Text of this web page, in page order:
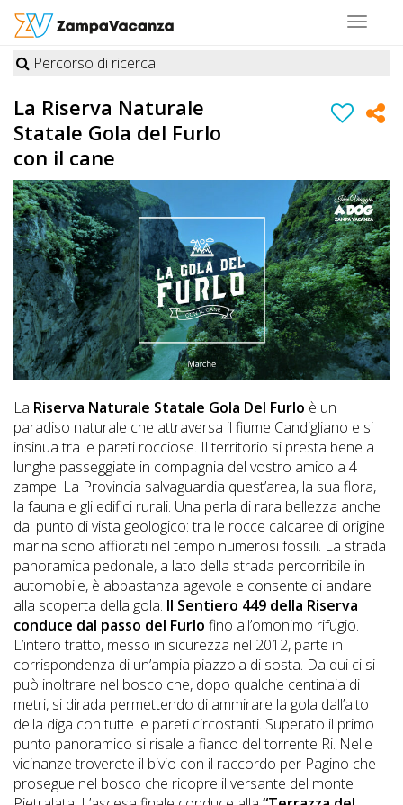
Toggle
STRUTTURE
A
DOG
LUOGHI
A
DOG
OFFERTE
DOG
INFO
A
DOG
CHIEDI
CODICE
SCONTO
Video
Tutorial
Percorso di ricerca
La Riserva Naturale
Statale Gola del Furlo
con il cane
La Riserva Naturale Statale Gola Del Furlo è un
paradiso naturale che attraversa il fiume Candigliano e si
insinua tra le pareti rocciose. Il territorio si presta bene a
lunghe passeggiate in compagnia del vostro amico a 4
zampe. La Provincia salvaguardia quest’area, la sua flora,
la fauna e gli edifici rurali. Una perla di rara bellezza anche
dal punto di vista geologico: tra le rocce calcaree di origine
marina sono affiorati nel tempo numerosi fossili. La strada
panoramica pedonale, a lato della strada percorribile in
automobile, è abbastanza agevole e consente di andare
alla scoperta della gola. Il Sentiero 449 della Riserva
conduce dal passo del Furlo fino all’omonimo rifugio.
L’intero tratto, messo in sicurezza nel 2012, parte in
corrispondenza di un’ampia piazzola di sosta. Da qui ci si
può inoltrare nel bosco che, dopo qualche centinaia di
metri, si dirada permettendo di ammirare la gola dall’alto
della diga con tutte le pareti circostanti. Superato il primo
punto panoramico si risale a fianco del torrente Ri. Nelle
vicinanze troverete il bivio con il raccordo per Pagino che
prosegue nel bosco che ricopre il versante del monte